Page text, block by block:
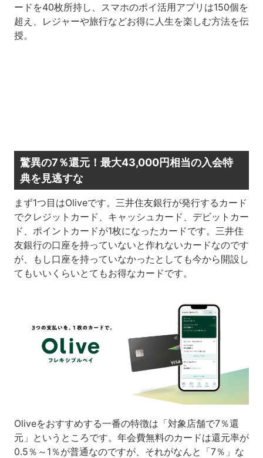
ードを40枚所持し、スマホのポイ活用アプリは150個を
超え、レジャーや旅行などお得に人生を楽しむ方法を伝
授。
驚異の7％還元！最大43,000円相当の入会特
典を見逃すな
まず1つ目はOliveです。三井住友銀行が発行するカード
でクレジットカード、キャッシュカード、デビットカー
ド、ポイントカードが1枚になったカードです。三井住
友銀行の口座を持っていないと作れないカードなのです
が、もし口座を持っていなかったとしても今から開設し
てもいいくらいとてもお得なカードです。
Oliveをおすすめする一番の特徴は「対象店舗で7％還
元」というところです。年会費無料のカードは還元率が
0.5％～1％が普通なのですが、それがなんと「7％」な